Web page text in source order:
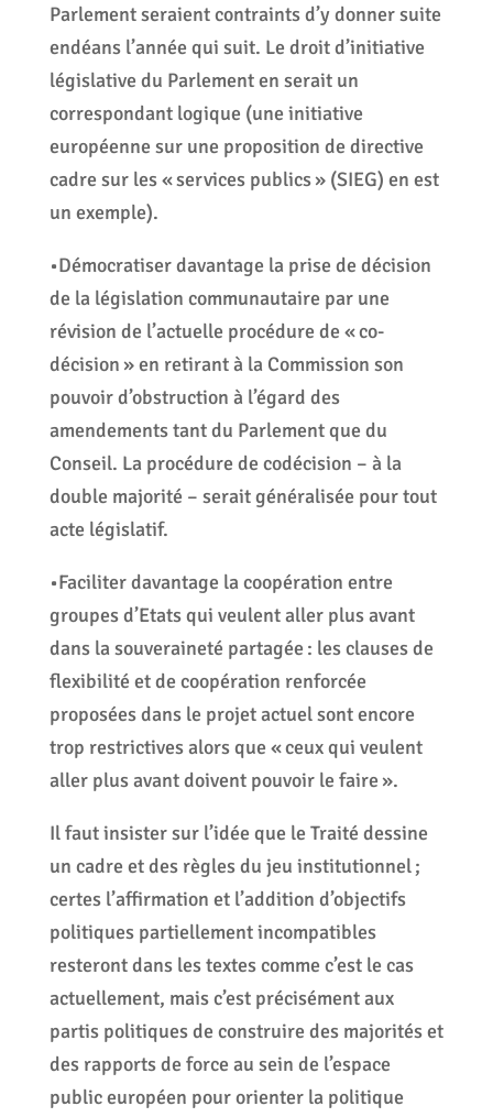
Parlement seraient contraints d’y donner suite
endéans l’année qui suit. Le droit d’initiative
législative du Parlement en serait un
correspondant logique (une initiative
européenne sur une proposition de directive
cadre sur les « services publics » (SIEG) en est
un exemple).
•Démocratiser davantage la prise de décision
de la législation communautaire par une
révision de l’actuelle procédure de « co-
décision » en retirant à la Commission son
pouvoir d’obstruction à l’égard des
amendements tant du Parlement que du
Conseil. La procédure de codécision – à la
double majorité – serait généralisée pour tout
acte législatif.
•Faciliter davantage la coopération entre
groupes d’Etats qui veulent aller plus avant
dans la souveraineté partagée : les clauses de
flexibilité et de coopération renforcée
proposées dans le projet actuel sont encore
trop restrictives alors que « ceux qui veulent
aller plus avant doivent pouvoir le faire ».
Il faut insister sur l’idée que le Traité dessine
un cadre et des règles du jeu institutionnel ;
certes l’affirmation et l’addition d’objectifs
politiques partiellement incompatibles
resteront dans les textes comme c’est le cas
actuellement, mais c’est précisément aux
partis politiques de construire des majorités et
des rapports de force au sein de l’espace
public européen pour orienter la politique